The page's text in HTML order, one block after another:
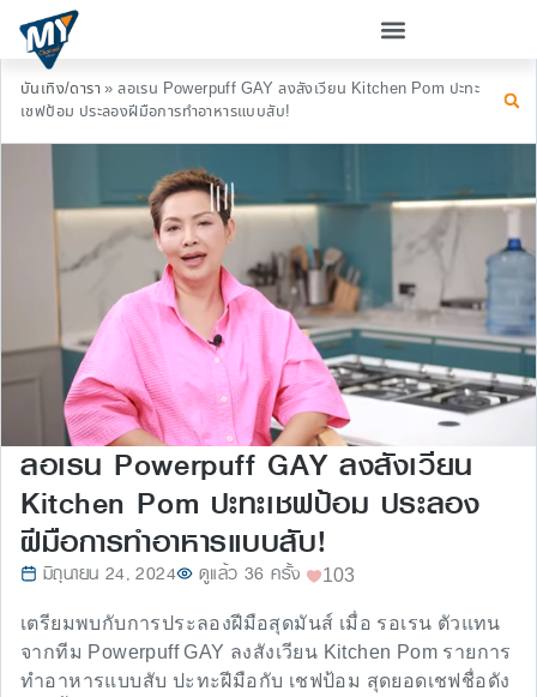
บันเทิง/ดารา»ลอเรน Powerpuff GAY ลงสังเวียน Kitchen Pom ปะทะ
เชฟป้อม ประลองฝีมือการทำอาหารแบบสับ!
ลอเรน Powerpuff GAY ลงสังเวียน
Kitchen Pom ปะทะเชฟป้อม ประลอง
ฝีมือการทำอาหารแบบสับ!
มิถุนายน 24, 2024 ดูแล้ว 36 ครั้ง 103
เตรียมพบกับการประลองฝีมือสุดมันส์ เมื่อ รอเรน ตัวแทน
จากทีม Powerpuff GAY ลงสังเวียน Kitchen Pom รายการ
ทำอาหารแบบสับ ปะทะฝีมือกับ เชฟป้อม สุดยอดเชฟชื่อดัง